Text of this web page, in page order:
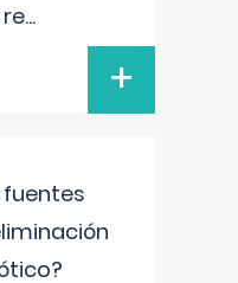
...
+
fuentes